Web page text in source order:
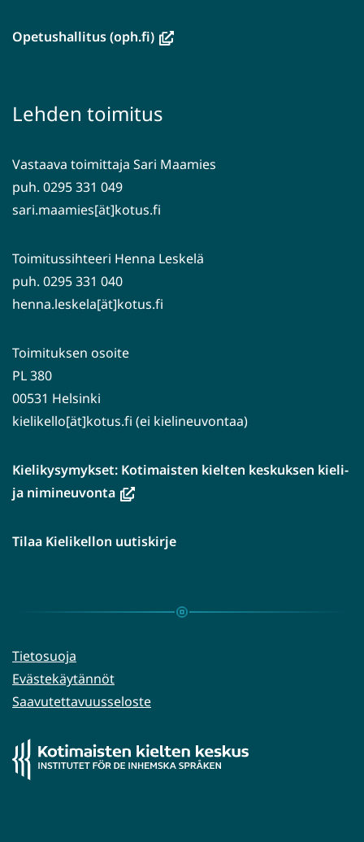
Opetushallitus (oph.fi)(avautuu
toiseen
Lehden toimitus
Vastaava toimittaja Sari Maamies
puh. 0295 331 049
sari.maamies[ät]kotus.fi
Toimitussihteeri Henna Leskelä
puh. 0295 331 040
henna.leskela[ät]kotus.fi
Toimituksen osoite
PL 380
00531 Helsinki
kielikello[ät]kotus.fi (ei kielineuvontaa)
Kielikysymykset: Kotimaisten kielten keskuksen kieli-
ja nimineuvonta(avautuu
ikkunaan,
palveluun)
Tilaa Kielikellon uutiskirje
Tietosuoja
Evästekäytännöt
Saavutettavuusseloste